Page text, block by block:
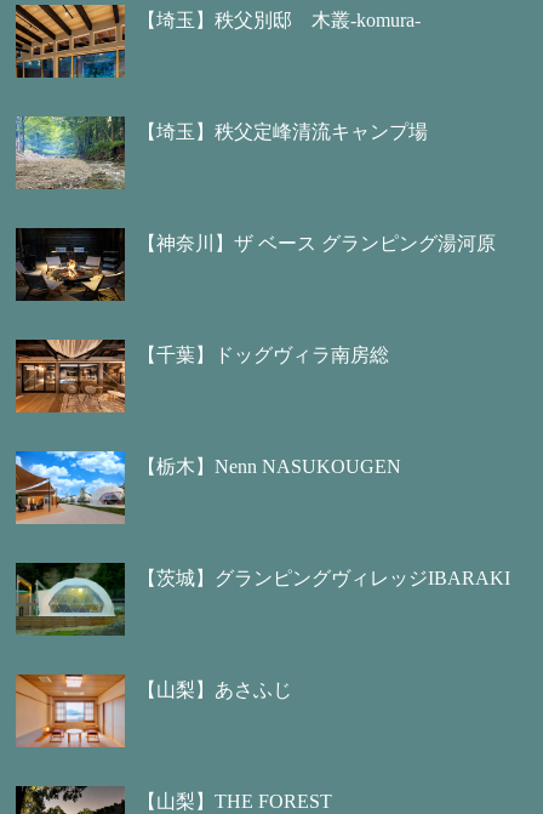
【埼玉】秩父別邸 木叢-komura-
【埼玉】秩父定峰清流キャンプ場
【神奈川】ザ ベース グランピング湯河原
【千葉】ドッグヴィラ南房総
【栃木】Nenn NASUKOUGEN
【茨城】グランピングヴィレッジIBARAKI
【山梨】あさふじ
【山梨】THE FOREST